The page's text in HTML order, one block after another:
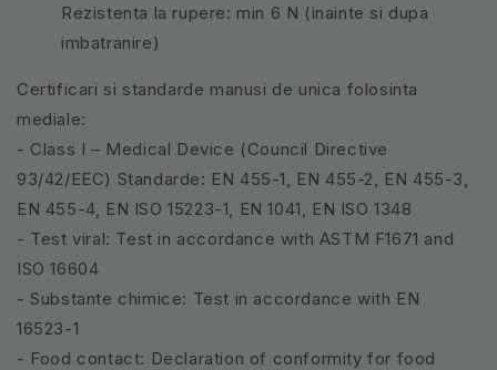
Rezistenta la rupere: min 6 N (inainte si dupa
imbatranire)
Certificari si standarde manusi de unica folosinta
mediale:
- Class I – Medical Device (Council Directive
93/42/EEC) Standarde: EN 455-1, EN 455-2, EN 455-3,
EN 455-4, EN ISO 15223-1, EN 1041, EN ISO 1348
- Test viral: Test in accordance with ASTM F1671 and
ISO 16604
- Substante chimice: Test in accordance with EN
16523-1
- Food contact: Declaration of conformity for food